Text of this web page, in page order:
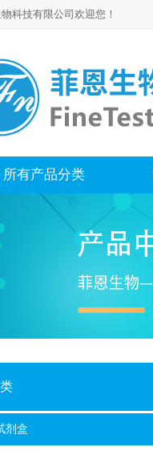
科技有限公司欢迎您！
所有产品分类
剂盒